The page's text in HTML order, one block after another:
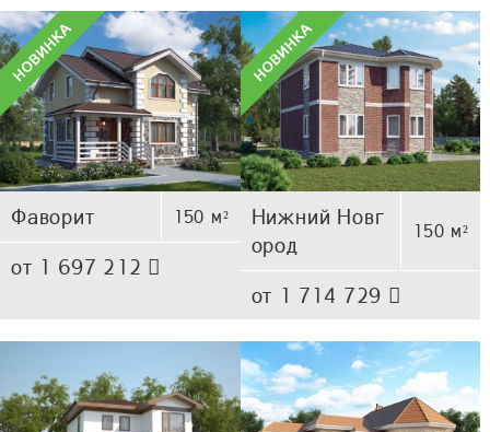
Фаворит 150 м²
от 1 697 212
Нижний Новг
ород
150 м²
от 1 714 729